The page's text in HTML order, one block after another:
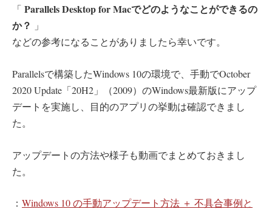
「 Parallels Desktop for Macでどのようなことができるの
か？
」
などの参考になることがありましたら幸いです。
Parallelsで構築したWindows 10の環境で、手動でOctober
2020 Update「20H2」（2009）のWindows最新版にアップ
デートを実施し、目的のアプリの挙動は確認できまし
た。
アップデートの方法や様子も動画でまとめておきまし
た。
： Windows 10 の手動アップデート方法 ＋ 不具合事例と